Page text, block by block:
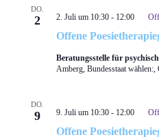
DO.
2
Offene
2. Juli um 10:30- 12:00
Beratungsstelle für
Amberg, Bundesstaat wählen:,
DO.
9
Offene
9. Juli um 10:30- 12:00